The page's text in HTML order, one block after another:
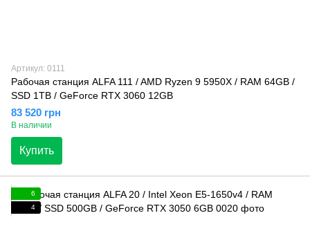
Артикул: 0111
Рабочая станция ALFA 111 / AMD Ryzen 9 5950X / RAM 64GB /
SSD 1TB / GeForce RTX 3060 12GB
83 520 грн
В наличии
Купить
6
4